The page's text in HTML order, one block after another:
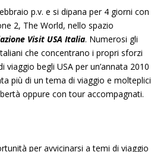
p.v. e si dipana per 4 giorni con
2, The World, nello spazio
Visit USA Italia. Numerosi gli
che concentrano i propri sforzi
viaggio begli USA perun’annata 2010
più di un tema di viaggio e molteplici
oppure con tour accompagnati.
per avvicinarsi a temi di viaggio